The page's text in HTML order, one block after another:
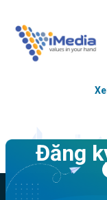
Đăng